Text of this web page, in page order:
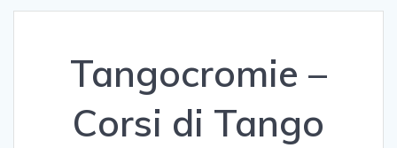
Tangocromie –
Corsi di Tango